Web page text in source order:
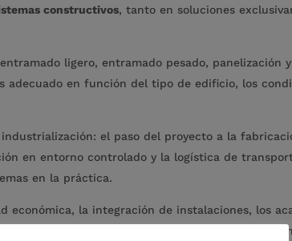
constructivos, tanto en soluciones
ligero, entramado pesado, panelización
en función del tipo de edificio, los
el paso del proyecto a la
en entorno controlado y la logística de
en la práctica.
económica, la integración de instalaciones, los
para tomar decisiones informadas en un